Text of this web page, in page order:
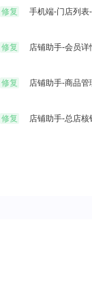
修复 手机端-门店列表
修复 店铺助手-会员
修复 店铺助手-商品
修复 店铺助手-总店